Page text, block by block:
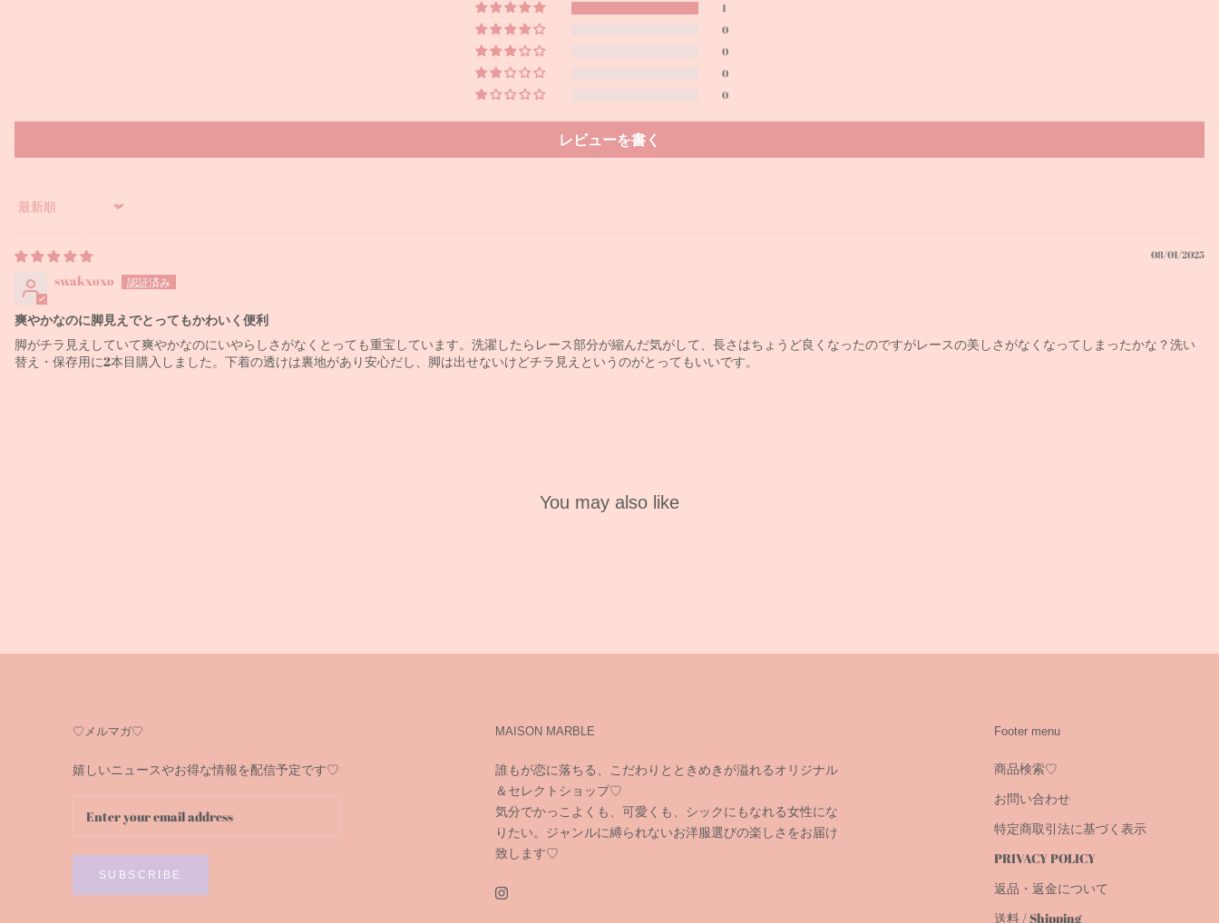
1
0
0
0
0
レビューを書く
Sort by
08/01/2025
swakxoxo
爽やかなのに脚見えでとってもかわいく便利
脚がチラ見えしていて爽やかなのにいやらしさがなくとっても重宝しています。洗濯したらレース部分が縮んだ気がして、長さはちょうど良くなったのですがレースの美しさがなくなってしまったかな？洗い
替え・保存用に2本目購入しました。下着の透けは裏地があり安心だし、脚は出せないけどチラ見えというのがとってもいいです。
You may also like
♡メルマガ♡
嬉しいニュースやお得な情報を配信予定です♡
SUBSCRIBE
MAISON MARBLE
誰もが恋に落ちる、こだわりとときめきが溢れるオリジナル
＆セレクトショップ♡
気分でかっこよくも、可愛くも、シックにもなれる女性にな
りたい。ジャンルに縛られないお洋服選びの楽しさをお届け
致します♡
Footer menu
商品検索♡
お問い合わせ
特定商取引法に基づく表示
PRIVACY POLICY
返品・返金について
送料 / Shipping